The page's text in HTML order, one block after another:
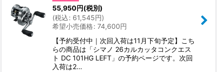
55,950円(税別)
(税込: 61,545円)
希望小売価格: 74,600円
【予約受付中｜次回入荷は11月下旬予定】こち
らの商品は「シマノ 26カルカッタコンクエス
ト DC 101HG LEFT」の予約ページです。次回
入荷は2…